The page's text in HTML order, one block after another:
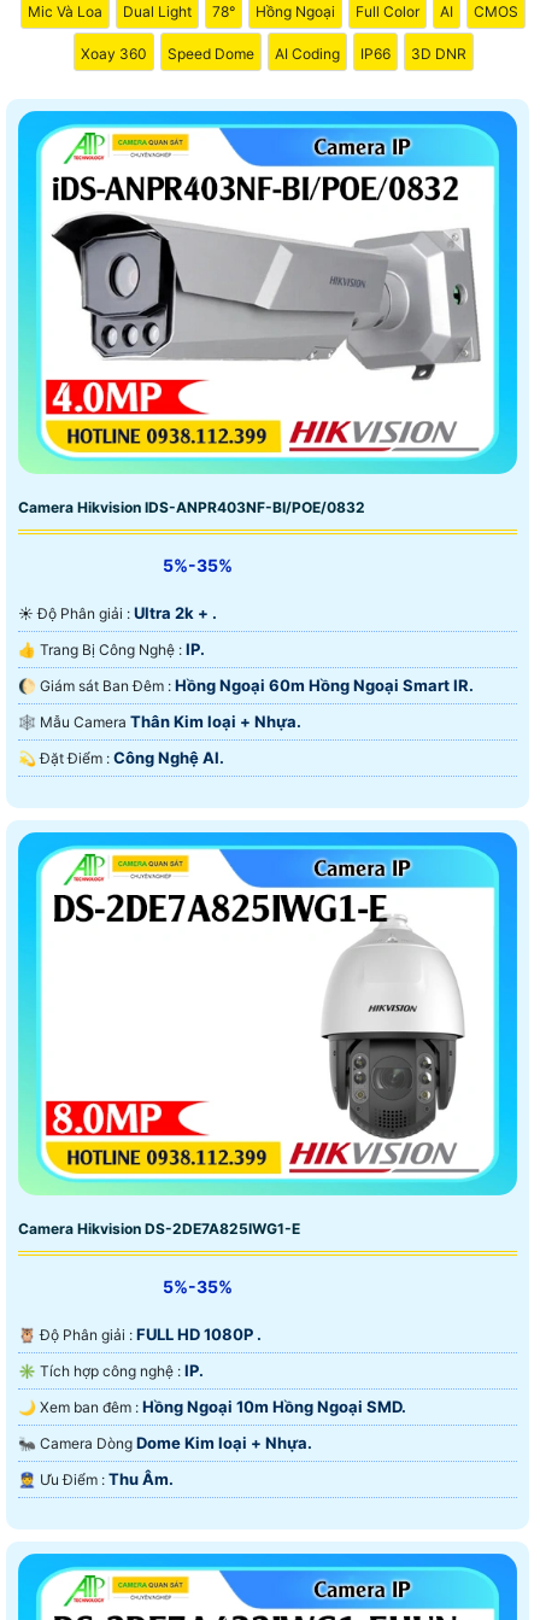
Mic Và Loa Dual Light 78° Hồng Ngoại Full Color AI CMOS
Xoay 360 Speed Dome AI Coding IP66 3D DNR
Camera Hikvision IDS-ANPR403NF-BI/POE/0832
5%-35%
☀️ Độ Phân giải : Ultra 2k + .
👍 Trang Bị Công Nghệ : IP.
🌔 Giám sát Ban Đêm : Hồng Ngoại 60m Hồng Ngoại Smart IR.
🕸️ Mẫu Camera Thân Kim loại + Nhựa.
️💫 Đặt Điểm : Công Nghệ AI.
Camera Hikvision DS-2DE7A825IWG1-E
5%-35%
🦉 Độ Phân giải : FULL HD 1080P .
✳️ Tích hợp công nghệ : IP.
🌙 Xem ban đêm : Hồng Ngoại 10m Hồng Ngoại SMD.
🐜 Camera Dòng Dome Kim loại + Nhựa.
️👮 Ưu Điểm : Thu Âm.